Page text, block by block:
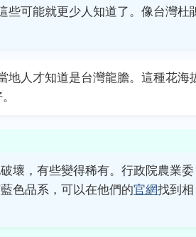
些可能就更少人知道了。像台灣杜
地人才知道是台灣龍膽。這種花海
壞，有些變得稀有。行政院農業委
色品系，可以在他們的官網找到相